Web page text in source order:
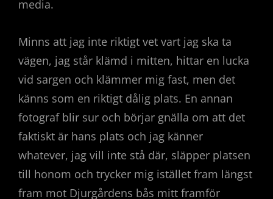
media.
Minns att jag inte riktigt vet vart jag ska ta
vägen, jag står klämd i mitten, hittar en lucka
vid sargen och klämmer mig fast, men det
känns som en riktigt dålig plats. En annan
fotograf blir sur och börjar gnälla om att det
faktiskt är hans plats och jag känner
whatever, jag vill inte stå där, släpper platsen
till honom och trycker mig istället fram längst
fram mot Djurgårdens bås mitt framför